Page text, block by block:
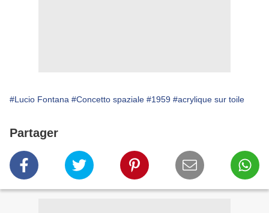
#Lucio Fontana #Concetto spaziale #1959 #acrylique sur toile
Partager